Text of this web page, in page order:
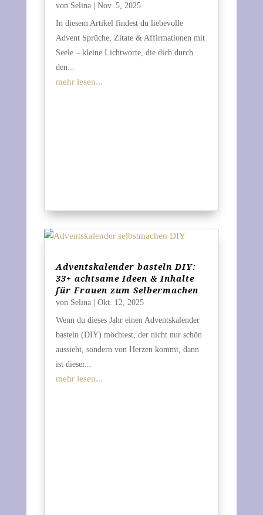
von Selina| Nov. 5, 2025
In diesem Artikel findest du liebevolle
Advent Sprüche, Zitate & Affirmationen mit
Seele – kleine Lichtworte, die dich durch
den...
mehr lesen...
Adventskalender basteln DIY:
33+ achtsame Ideen & Inhalte
für Frauen zum Selbermachen
von Selina| Okt. 12, 2025
Wenn du dieses Jahr einen Adventskalender
basteln (DIY) möchtest, der nicht nur schön
aussieht, sondern von Herzen kommt, dann
ist dieser...
mehr lesen...